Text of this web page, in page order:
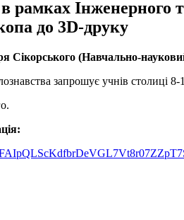
рамках Інженерного
до 3D-друку
Сікорського (Навчально-
запрошує учнів